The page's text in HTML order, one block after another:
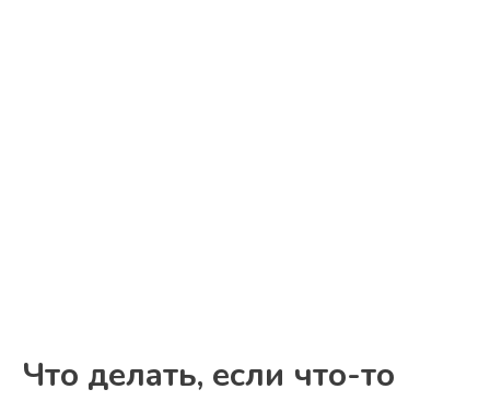
Что делать, если что-то